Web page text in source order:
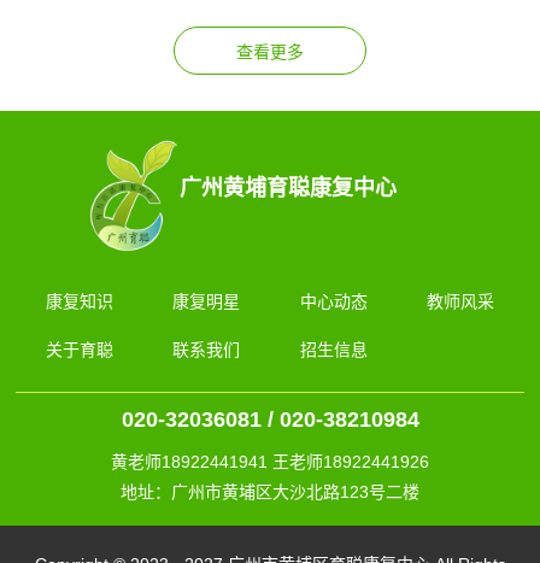
广州黄埔育聪康复中心
康复知识 康复明星 中心动态 教师风采
关于育聪 联系我们 招生信息
020-32036081 / 020-38210984
黄老师18922441941 王老师18922441926
地址：广州市黄埔区大沙北路123号二楼